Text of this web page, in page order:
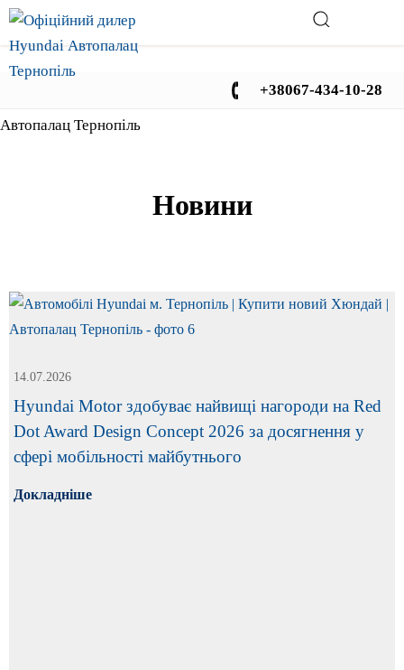
+38067-434-10-28
Автопалац Тернопіль
Новини
14.07.2026
Hyundai Motor здобуває найвищі нагороди на Red
Dot Award Design Concept 2026 за досягнення у
сфері мобільності майбутнього
Докладніше